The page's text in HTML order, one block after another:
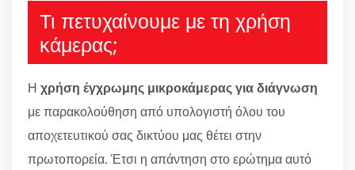
Τι πετυχαίνουμε με τη χρήση
κάμερας;
Η χρήση έγχρωμης μικροκάμερας για διάγνωση
με παρακολούθηση από υπολογιστή όλου του
αποχετευτικού σας δικτύου μας θέτει στην
πρωτοπορεία. Έτσι η απάντηση στο ερώτημα αυτό